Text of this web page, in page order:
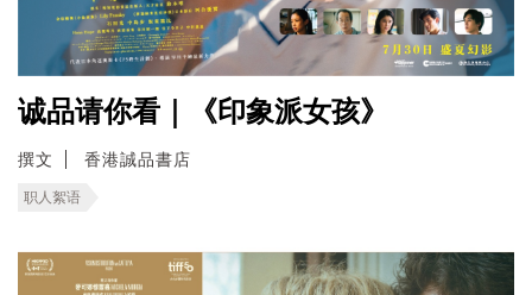
诚品请你看｜《印象派女孩》
撰文 香港誠品書店
职人絮语